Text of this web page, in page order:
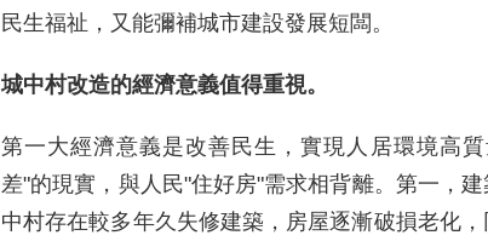
民生福祉，又能彌補城市建設發展短闆。
城中村改造的經濟意義值得重視。
第一大經濟意義是改善民生，實現人居環境高
差"的現實，與人民"住好房"需求相背離。第一，
中村存在較多年久失修建築，房屋逐漸破損老化